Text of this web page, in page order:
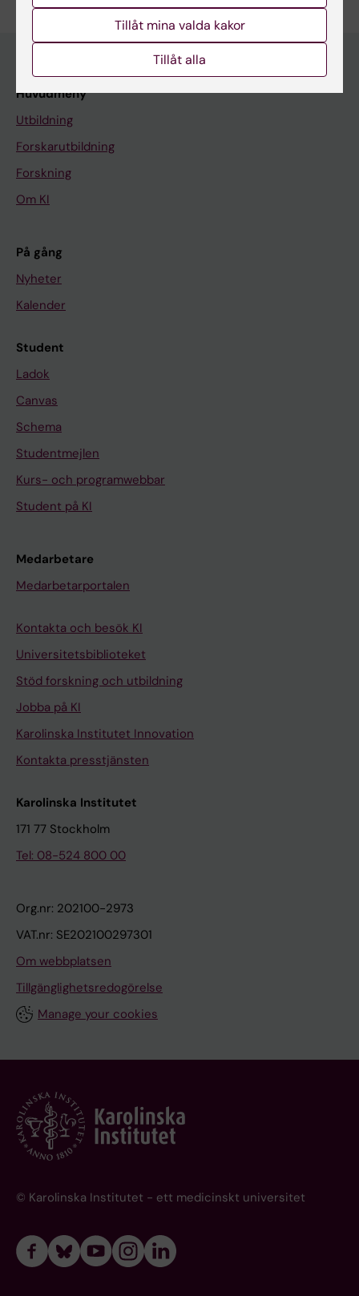
Huvudmeny
Utbildning
Forskarutbildning
Forskning
Om KI
På gång
Nyheter
Kalender
Student
Ladok
Canvas
Schema
Studentmejlen
Kurs- och programwebbar
Student på KI
Medarbetare
Medarbetarportalen
Kontakta och besök KI
Universitetsbiblioteket
Stöd forskning och utbildning
Jobba på KI
Karolinska Institutet Innovation
Kontakta presstjänsten
Karolinska Institutet
171 77 Stockholm
Tel: 08-524 800 00
Org.nr: 202100-2973
VAT.nr: SE202100297301
Om webbplatsen
Tillgänglighetsredogörelse
Manage your cookies
© Karolinska Institutet - ett medicinskt universitet
Tillåt mina valda kakor
Tillåt alla